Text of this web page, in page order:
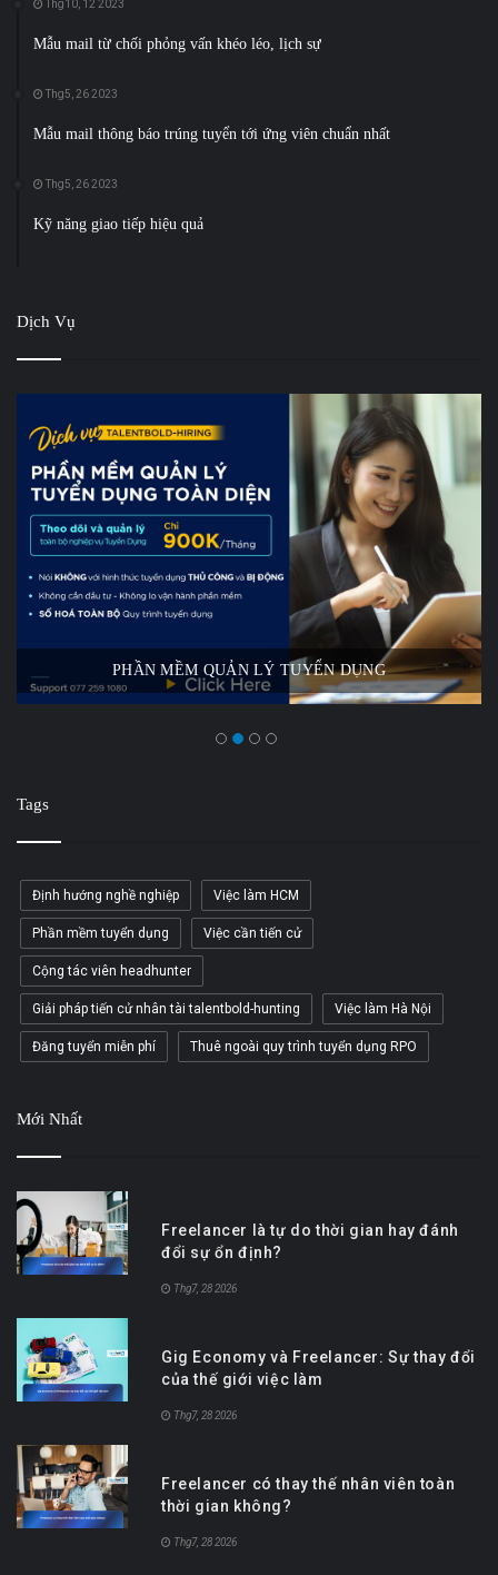
Thg10, 12 2023
Mẫu mail từ chối phỏng vấn khéo léo, lịch sự
Thg5, 26 2023
Mẫu mail thông báo trúng tuyển tới ứng viên chuẩn nhất
Thg5, 26 2023
Kỹ năng giao tiếp hiệu quả
Dịch Vụ
PHẦN MỀM QUẢN LÝ TUYỂN DỤNG
Tags
Định hướng nghề nghiệp Việc làm HCM
Phần mềm tuyển dụng Việc cần tiến cử
Cộng tác viên headhunter
Giải pháp tiến cử nhân tài talentbold-hunting Việc làm Hà Nội
Đăng tuyển miễn phí Thuê ngoài quy trình tuyển dụng RPO
Mới Nhất
Freelancer là tự do thời gian hay đánh
đổi sự ổn định?
Thg7, 28 2026
Gig Economy và Freelancer: Sự thay đổi
của thế giới việc làm
Thg7, 28 2026
Freelancer có thay thế nhân viên toàn
thời gian không?
Thg7, 28 2026